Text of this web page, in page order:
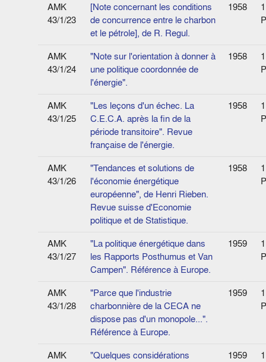
AMK
43/1/23
[Note concernant les conditions
de concurrence entre le charbon
et le pétrole], de R. Regul.
1958
1
AMK
43/1/24
"Note sur l'orientation à donner à
une politique coordonnée de
l'énergie".
1958
1
AMK
43/1/25
"Les leçons d'un échec. La
C.E.C.A. après la fin de la
période transitoire". Revue
française de l'énergie.
1958
1
AMK
43/1/26
"Tendances et solutions de
l'économie énergétique
européenne", de Henri Rieben.
Revue suisse d'Economie
politique et de Statistique.
1958
1
AMK
43/1/27
"La politique énergétique dans
les Rapports Posthumus et Van
Campen". Référence à Europe.
1959
1
AMK
43/1/28
"Parce que l'industrie
charbonnière de la CECA ne
dispose pas d'un monopole...".
Référence à Europe.
1959
1
AMK "Quelques considérations 1959 1